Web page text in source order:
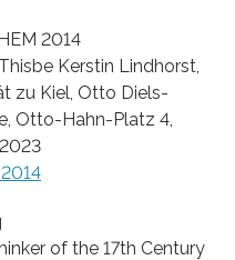
2014
Kerstin Lindhorst,
zu Kiel, Otto Diels-
Otto-Hahn-Platz 4,
of the 17th Century